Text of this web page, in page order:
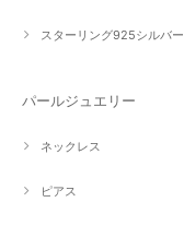
スターリング925シルバー
パールジュエリー
ネックレス
ピアス